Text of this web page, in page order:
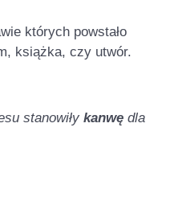
których powstało
książka, czy utwór.
stanowiły kanwę dla